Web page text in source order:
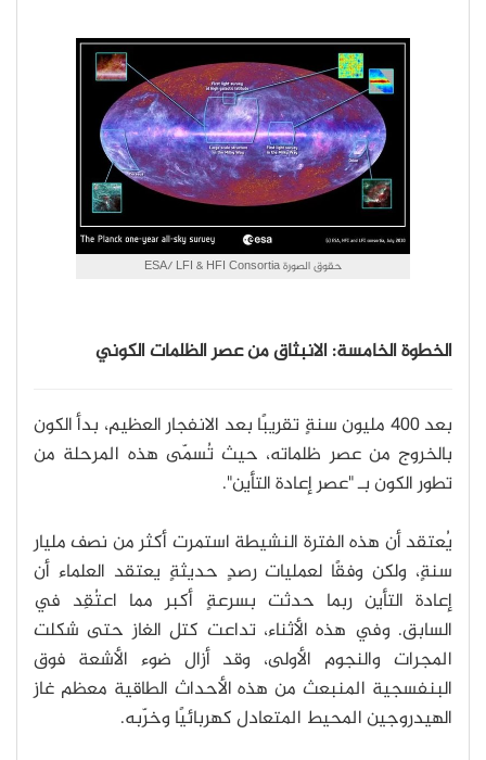
حقوق الصورة ESA/ LFI & HFI Consortia
الخطوة الخامسة: الانبثاق من عصر الظلمات الكوني
بعد 400 مليون سنةٍ تقريبًا بعد الانفجار العظيم، بدأ الكون
بالخروج من عصر ظلماته، حيث تُسمّى هذه المرحلة من
تطور الكون بـ "عصر إعادة التأين".
يُعتقد أن هذه الفترة النشيطة استمرت أكثر من نصف مليار
سنةٍ، ولكن وفقًا لعمليات رصدٍ حديثةٍ يعتقد العلماء أن
إعادة التأين ربما حدثت بسرعةٍ أكبر مما اعتُقِد في
السابق. وفي هذه الأثناء، تداعت كتل الغاز حتى شكلت
المجرات والنجوم الأولى، وقد أزال ضوء الأشعة فوق
البنفسجية المنبعث من هذه الأحداث الطاقية معظم غاز
الهيدروجين المحيط المتعادل كهربائيًا وخرّبه.